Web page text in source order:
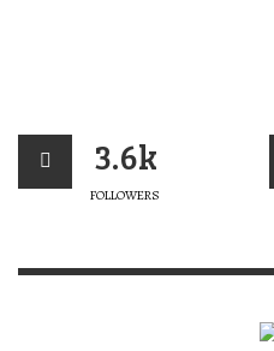
3.6k
FOLLOWERS